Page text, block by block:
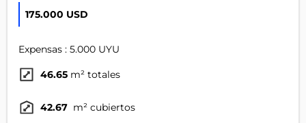
175.000 USD
Expensas : 5.000 UYU
46.65 m² totales
42.67 m² cubiertos